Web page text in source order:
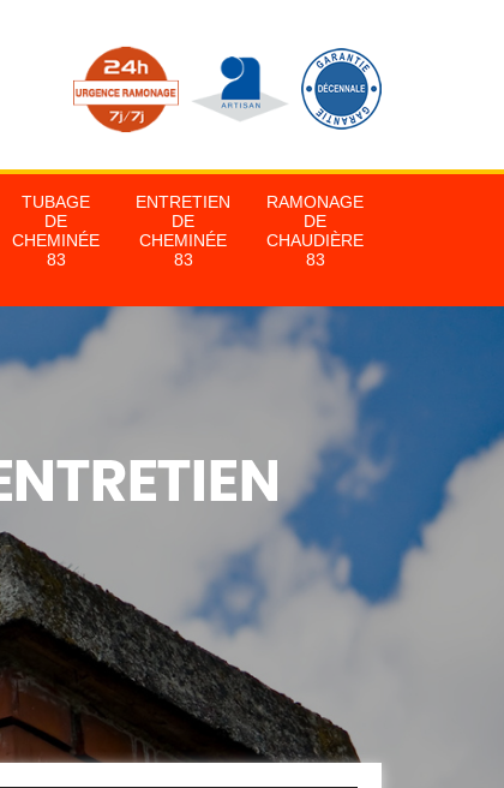
TUBAGE
DE
CHEMINÉE
83
ENTRETIEN
DE
CHEMINÉE
83
RAMONAGE
DE
CHAUDIÈRE
83